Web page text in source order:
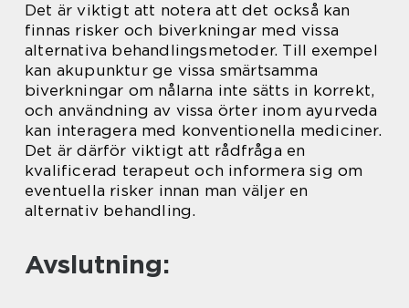
Det är viktigt att notera att det också kan
finnas risker och biverkningar med vissa
alternativa behandlingsmetoder. Till exempel
kan akupunktur ge vissa smärtsamma
biverkningar om nålarna inte sätts in korrekt,
och användning av vissa örter inom ayurveda
kan interagera med konventionella mediciner.
Det är därför viktigt att rådfråga en
kvalificerad terapeut och informera sig om
eventuella risker innan man väljer en
alternativ behandling.
Avslutning: